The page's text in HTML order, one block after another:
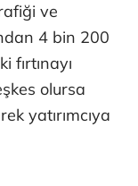
ve
4 bin 200
olursa
yatırımcıya